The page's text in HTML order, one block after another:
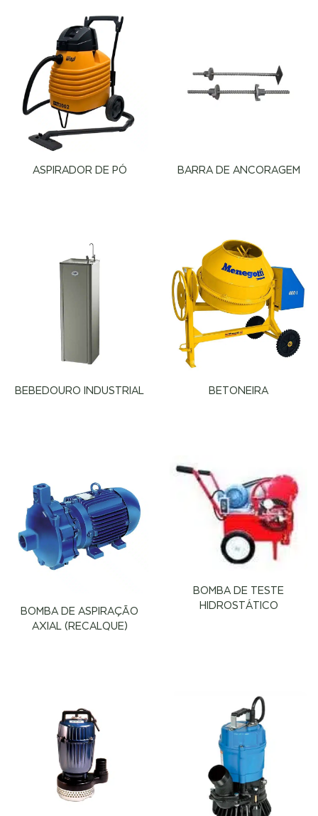
ASPIRADOR DE PÓ BARRA DE ANCORAGEM
BEBEDOURO INDUSTRIAL BETONEIRA
BOMBA DE ASPIRAÇÃO
AXIAL (RECALQUE)
BOMBA DE TESTE
HIDROSTÁTICO